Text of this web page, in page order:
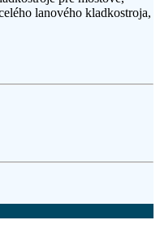
lanového kladkostroja,